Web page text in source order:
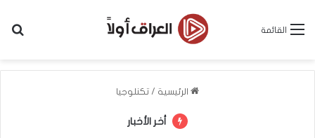
القائمة
الرئيسية / تكنلوجيا
أخر الأخبار